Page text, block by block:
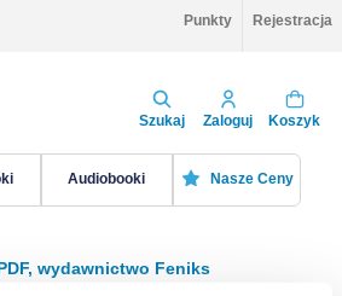
Punkty Rejestracja
Szukaj Zaloguj Koszyk
Audiobooki Nasze Ceny
wydawnictwo Feniks